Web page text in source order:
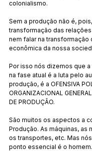
colonialismo.
Sem a produção não é,
transformação das
nem falar na transformação
econômica da nossa
Por isso nós dizemos que
na fase atual é a luta pelo
produção, é a OFENSIVA
ORGANIZACIONAL
DE PRODUÇÃO.
São muitos os aspectos a
Produção. As máquinas, as
os transportes, etc. Mas
ponto essencial é o